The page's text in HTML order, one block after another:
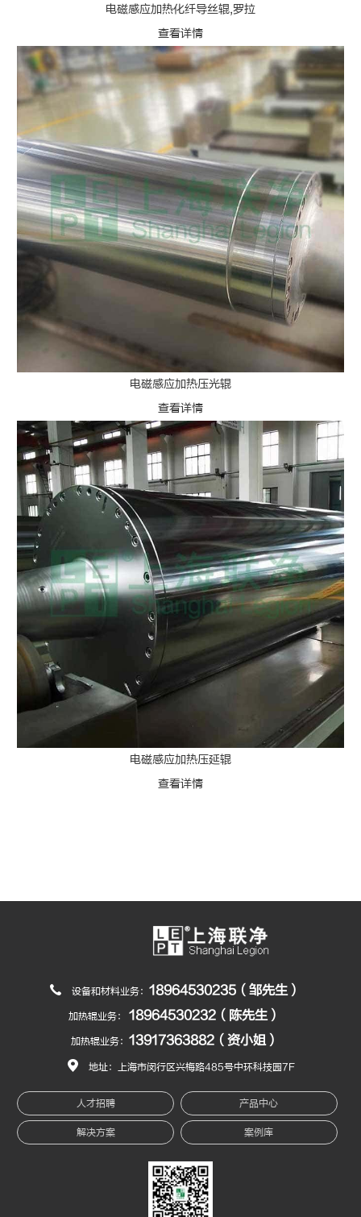
电磁感应加热化纤导丝辊,罗拉
查看详情
电磁感应加热压光辊
查看详情
电磁感应加热压延辊
查看详情
设备和材料业务： 18964530235（邹先生）
加热辊业务： 18964530232（陈先生）
加热辊业务： 13917363882（资小姐）
地址：上海市闵行区兴梅路485号中环科技园7F
人才招聘 产品中心
解决方案 案例库